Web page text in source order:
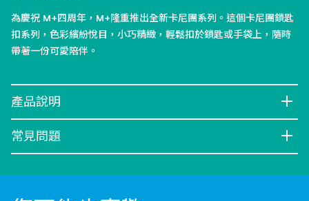
為慶祝 M+四周年，M+隆重推出全新卡尼團系列。這個卡尼團鎖匙
扣系列，色彩繽紛悅目，小巧精緻，輕鬆扣於鎖匙或手袋上，隨時
帶著一份可愛陪伴。
產品說明
常見問題